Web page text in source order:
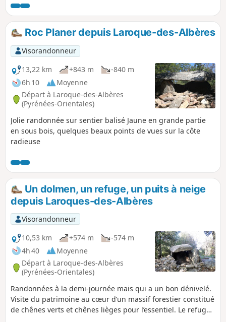
Roc Planer depuis Laroque-des-Albères
Visorandonneur
13,22 km
+843 m
-840 m
6h 10
Moyenne
Départ à Laroque-des-Albères
(Pyrénées-Orientales)
Jolie randonnée sur sentier balisé Jaune en grande partie
en sous bois, quelques beaux points de vues sur la côte
radieuse
Un dolmen, un refuge, un puits à neige
depuis Laroques-des-Albères
Visorandonneur
10,53 km
+574 m
-574 m
4h 40
Moyenne
Départ à Laroque-des-Albères
(Pyrénées-Orientales)
Randonnées à la demi-journée mais qui a un bon dénivelé.
Visite du patrimoine au cœur d’un massif forestier constitué
de chênes verts et chênes lièges pour l’essentiel. Le refuge,